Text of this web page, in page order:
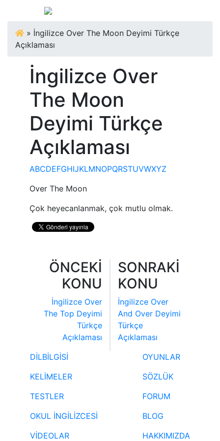
» İngilizce Over The Moon Deyimi Türkçe
Açıklaması
İngilizce Over
The Moon
Deyimi Türkçe
Açıklaması
ABCDEFGHIJKLMNOPQRSTUVWXYZ
Over The Moon
Çok heyecanlanmak, çok mutlu olmak.
ÖNCEKİ
KONU
İngilizce Over
The Top Deyimi
Türkçe
Açıklaması
SONRAKİ
KONU
İngilizce Over
And Over Deyimi
Türkçe
Açıklaması
DİLBİLGİSİ
KELİMELER
TESTLER
OKUL İNGİLİZCESİ
VİDEOLAR
OYUNLAR
SÖZLÜK
FORUM
BLOG
HAKKIMIZDA